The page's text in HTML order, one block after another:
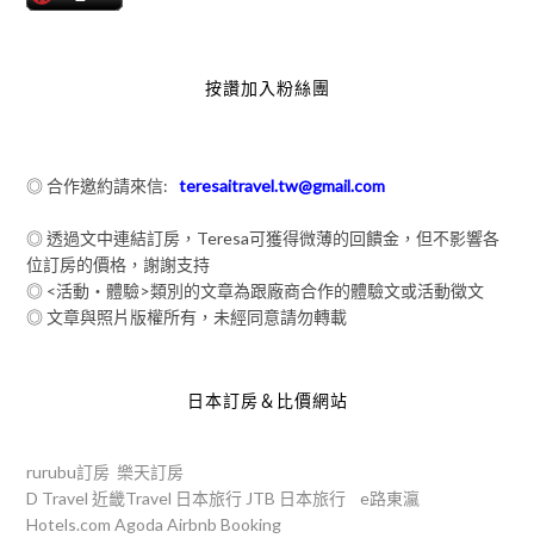
按讚加入粉絲團
◎ 合作邀約請來信:teresaitravel.tw@gmail.com
◎ 透過文中連結訂房，Teresa可獲得微薄的回饋金，但不影響各
位訂房的價格，謝謝支持
◎ <活動‧體驗>類別的文章為跟廠商合作的體驗文或活動徵文
◎ 文章與照片版權所有，未經同意請勿轉載
日本訂房＆比價網站
rurubu訂房 樂天訂房
D Travel 近畿Travel 日本旅行 JTB 日本旅行
e路東瀛
Hotels.com Agoda Airbnb Booking